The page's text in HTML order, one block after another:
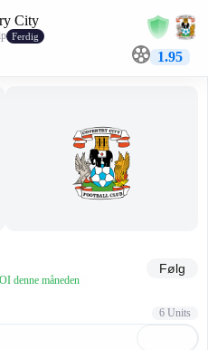
City
Ferdig
1.95
denne måneden
Følg
6 Units